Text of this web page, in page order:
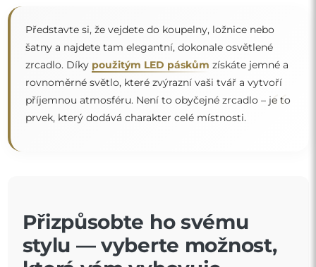
Představte si, že vejdete do koupelny, ložnice nebo
šatny a najdete tam elegantní, dokonale osvětlené
zrcadlo. Díky použitým LED páskům získáte jemné a
rovnoměrné světlo, které zvýrazní vaši tvář a vytvoří
příjemnou atmosféru. Není to obyčejné zrcadlo – je to
prvek, který dodává charakter celé místnosti.
“
Přizpůsobte ho svému
stylu — vyberte možnost,